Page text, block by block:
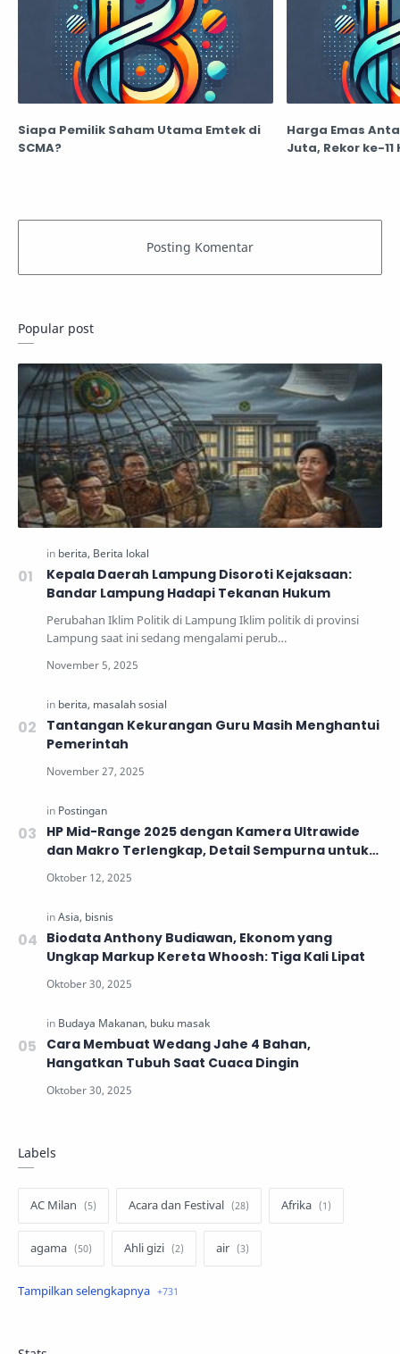
Siapa Pemilik Saham Utama Emtek di
SCMA?
Harga Emas
Juta, Rekor ke-11
Popular post
Kepala Daerah Lampung Disoroti Kejaksaan:
Bandar Lampung Hadapi Tekanan Hukum
Perubahan Iklim Politik di Lampung Iklim politik di provinsi
Lampung saat ini sedang mengalami perub…
Tantangan Kekurangan Guru Masih Menghantui
Pemerintah
HP Mid-Range 2025 dengan Kamera Ultrawide
dan Makro Terlengkap, Detail Sempurna untuk
Biodata Anthony Budiawan, Ekonom yang
Ungkap Markup Kereta Whoosh: Tiga Kali Lipat
Cara Membuat Wedang Jahe 4 Bahan,
Hangatkan Tubuh Saat Cuaca Dingin
Labels
AC Milan Acara dan Festival Afrika
agama Ahli gizi air
air minum Airbnb